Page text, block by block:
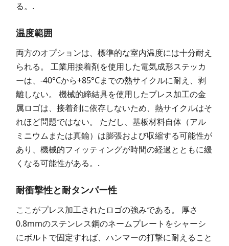
る。.
温度範囲
両方のオプションは、標準的な室内温度には十分耐え
られる。 工業用接着剤を使用した電気成形ステッカ
ーは、-40°Cから+85°Cまでの熱サイクルに耐え、剥
離しない。 機械的締結具を使用したプレス加工の金
属ロゴは、接着剤に依存しないため、熱サイクルはそ
れほど問題ではない。 ただし、基板材料自体（アル
ミニウムまたは真鍮）は膨張および収縮する可能性が
あり、機械的フィッティングが時間の経過とともに緩
くなる可能性がある。.
耐衝撃性と耐タンパー性
ここがプレス加工されたロゴの強みである。 厚さ
0.8mmのステンレス鋼のネームプレートをシャーシ
にボルトで固定すれば、ハンマーの打撃に耐えること